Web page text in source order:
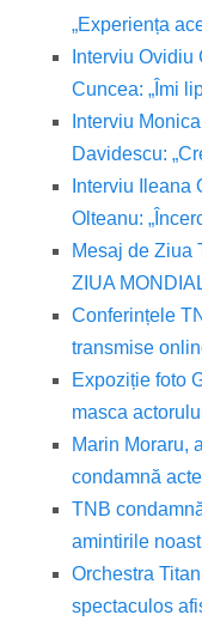
„Experiența
Interviu Ovidiu
Cuncea: „Îmi
Interviu
Davidescu:
Interviu Ileana
Olteanu:
Mesaj de Ziua
ZIUA
Conferințele
transmise
Expoziție foto
masca
Marin Moraru,
condamnă
TNB
amintirile
Orchestra
spectaculos